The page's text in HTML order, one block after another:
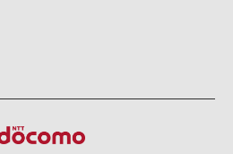
その他機能